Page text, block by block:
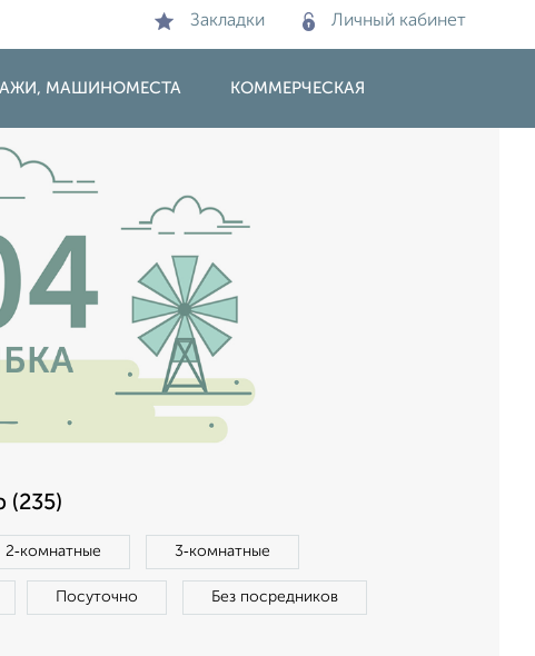
Закладки Личный кабинет
МАШИНОМЕСТА КОММЕРЧЕСКАЯ
(235)
2‑комнатные 3‑комнатные
Посуточно Без посредников